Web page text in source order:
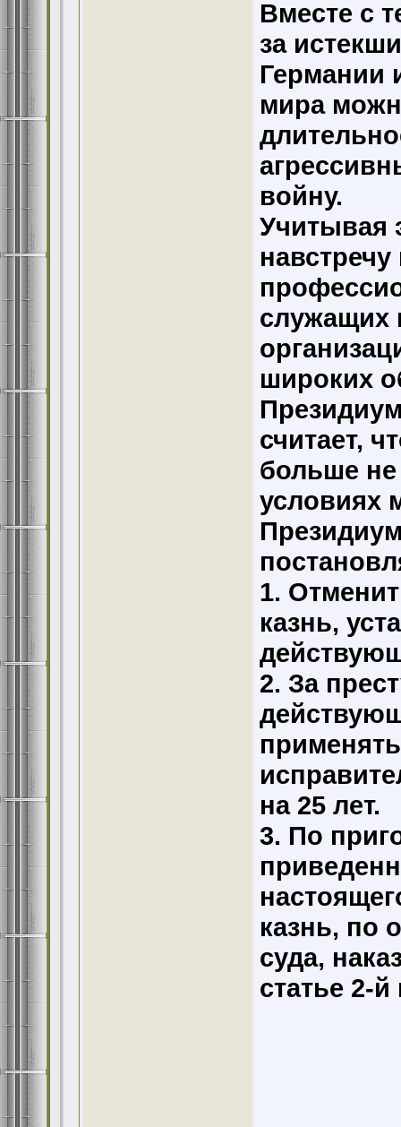
Вместе с
за
Германии
мира
войну.
Учитывая
служащих
широких
считает,
больше
условиях
1.
казнь,
2. За
на 25 лет.
3. По
казнь, по
суда,
статье 2-